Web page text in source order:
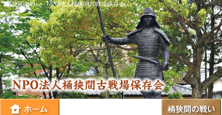
桶狭間の戦い - NPO法人桶狭間古戦場保存会